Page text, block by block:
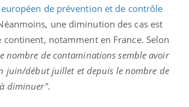
de prévention et de contrôle
une diminution des cas est
continent, notamment en France. Selon
nombre de contaminations semble avoir
juin/début juillet et depuis le nombre de
diminuer".